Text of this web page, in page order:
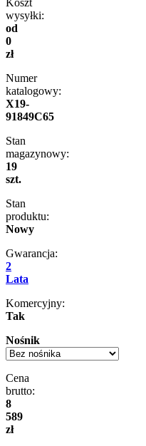
wysyłki:
od
0
zł
Numer
katalogowy:
X19-
91849C65
Stan
magazynowy:
19
szt.
Stan
produktu:
Nowy
Gwarancja:
2
Lata
Komercyjny:
Tak
Nośnik
Cena
brutto:
8
589
zł